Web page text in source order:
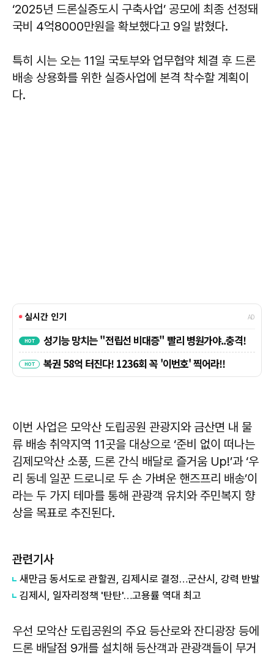
‘2025년 드론실증도시 구축사업’ 공모에 최종 선정돼
국비 4억8000만원을 확보했다고 9일 밝혔다.
특히 시는 오는 11일 국토부와 업무협약 체결 후 드론
배송 상용화를 위한 실증사업에 본격 착수할 계획이
다.
이번 사업은 모악산 도립공원 관광지와 금산면 내 물
류 배송 취약지역 11곳을 대상으로 ‘준비 없이 떠나는
김제모악산 소풍, 드론 간식 배달로 즐거움 Up!’과 ‘우
리 동네 일꾼 드로니로 두 손 가벼운 핸즈프리 배송’이
라는 두 가지 테마를 통해 관광객 유치와 주민복지 향
상을 목표로 추진된다.
관련기사
새만금 동서도로 관할권, 김제시로 결정…군산시, 강력 반발
김제시, 일자리정책 '탄탄'…고용률 역대 최고
우선 모악산 도립공원의 주요 등산로와 잔디광장 등에
드론 배달점 9개를 설치해 등산객과 관광객들이 무거